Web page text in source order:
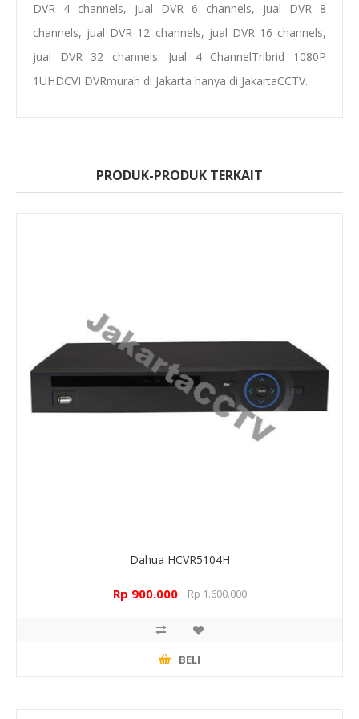
DVR 4 channels, jual DVR 6 channels, jual DVR 8
channels, jual DVR 12 channels, jual DVR 16 channels,
jual DVR 32 channels. Jual 4 ChannelTribrid 1080P
1UHDCVI DVRmurah di Jakarta hanya di JakartaCCTV.
PRODUK-PRODUK TERKAIT
Dahua HCVR5104H
Rp 900.000 Rp 1.600.000
BELI